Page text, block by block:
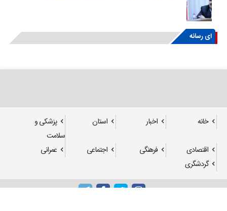
ای رسانه
خانه اخبار استان
پزشکی و
سلامت
اقتصادی
فرهنگی اجتماعی
عمرانی
گردشگری